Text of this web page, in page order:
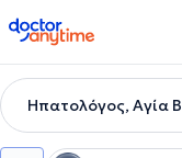
doctoranytime
Ηπατολόγος, Αγία